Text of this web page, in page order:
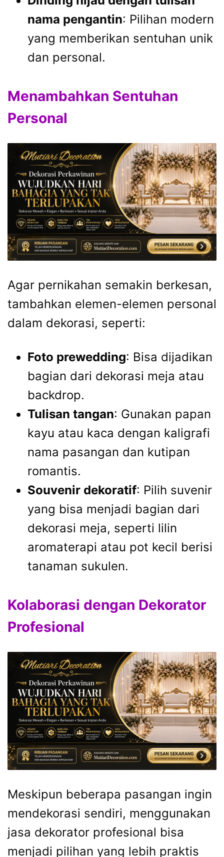
nama pengantin: Pilihan modern
yang memberikan sentuhan unik
dan personal.
Menambahkan Sentuhan
Personal
Agar pernikahan semakin berkesan,
tambahkan elemen-elemen personal
dalam dekorasi, seperti:
Foto prewedding: Bisa dijadikan
bagian dari dekorasi meja atau
backdrop.
Tulisan tangan: Gunakan papan
kayu atau kaca dengan kaligrafi
nama pasangan dan kutipan
romantis.
Souvenir dekoratif: Pilih suvenir
yang bisa menjadi bagian dari
dekorasi meja, seperti lilin
aromaterapi atau pot kecil berisi
tanaman sukulen.
Kolaborasi dengan Dekorator
Profesional
Meskipun beberapa pasangan ingin
mendekorasi sendiri, menggunakan
jasa dekorator profesional bisa
menjadi pilihan yang lebih praktis